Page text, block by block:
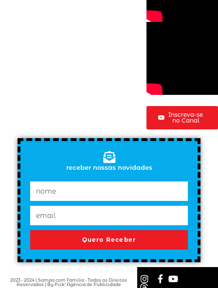
Inscreva-se
no Canal
receber nossas novidades
Quero Receber
2023 - 2024 | Sampa com Família - Todos os Direitos
Reservados | By Pick! Agência de Publicidade